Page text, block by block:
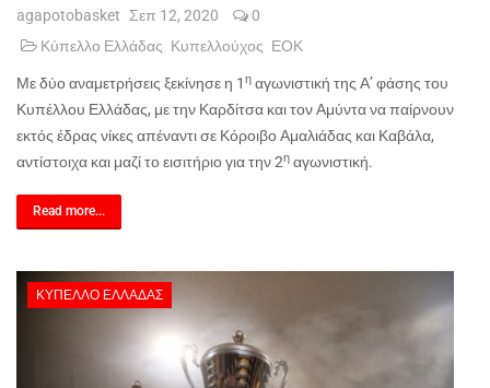
agapotobasket Σεπ 12, 2020
0
Κύπελλο Ελλάδας Κυπελλούχος ΕΟΚ
Με δύο αναμετρήσεις ξεκίνησε η 1 η αγωνιστική της Α’ φάσης του
Κυπέλλου Ελλάδας, με την Καρδίτσα και τον Αμύντα να παίρνουν
εκτός έδρας νίκες απέναντι σε Κόροιβο Αμαλιάδας και Καβάλα,
αντίστοιχα και μαζί το εισιτήριο για την 2η αγωνιστική.
Read more...
ΚΎΠΕΛΛΟ ΕΛΛΆΔΑΣ